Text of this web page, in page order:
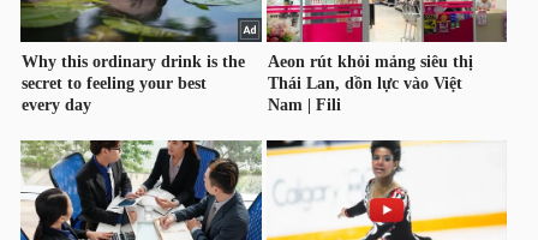
XUẤT
DỮ
LIỆU
Ngành